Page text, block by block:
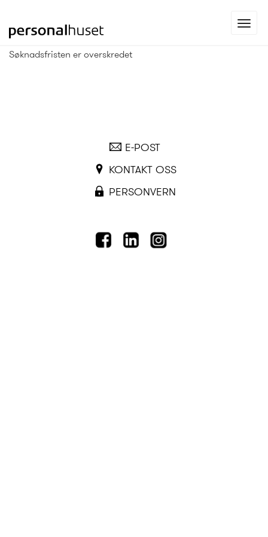
til
forsiden
Søknadsfristen er overskredet
E-POST
KONTAKT OSS
PERSONVERN
FACEBOOK
LINKEDIN